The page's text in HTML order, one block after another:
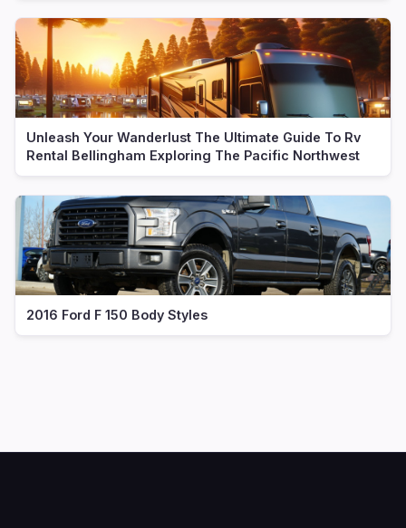
Unleash Your Wanderlust The Ultimate Guide To Rv
Rental Bellingham Exploring The Pacific Northwest
2016 Ford F 150 Body Styles